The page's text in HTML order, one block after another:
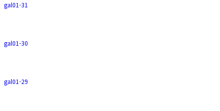
gal01-31
gal01-30
gal01-29